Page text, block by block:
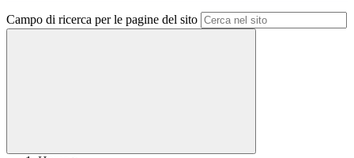
Campo di ricerca per le pagine del sito